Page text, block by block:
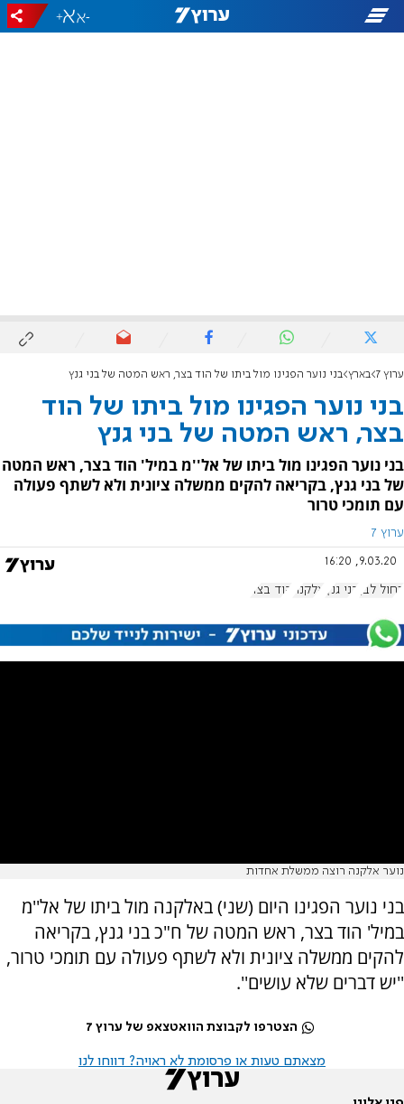
-
+
ערוץ 7 בארץ בני נוער הפגינו מול ביתו של הוד בצר, ראש המטה של בני גנץ
בני נוער הפגינו מול ביתו של הוד
בצר, ראש המטה של בני גנץ
בני נוער הפגינו מול ביתו של אל''מ במיל' הוד בצר, ראש המטה
של בני גנץ, בקריאה להקים ממשלה ציונית ולא לשתף פעולה
עם תומכי טרור
ערוץ 7
9.03.20, 16:20
כחול לבן בני גנץ אלקנה הוד בצר
נוער אלקנה רוצה ממשלת אחדות
בני נוער הפגינו היום (שני) באלקנה מול ביתו של אל''מ
במיל' הוד בצר, ראש המטה של ח"כ בני גנץ, בקריאה
להקים ממשלה ציונית ולא לשתף פעולה עם תומכי טרור,
''יש דברים שלא עושים''.
הצטרפו לקבוצת הוואטצאפ של ערוץ 7
מצאתם טעות או פרסומת לא ראויה? דווחו לנו